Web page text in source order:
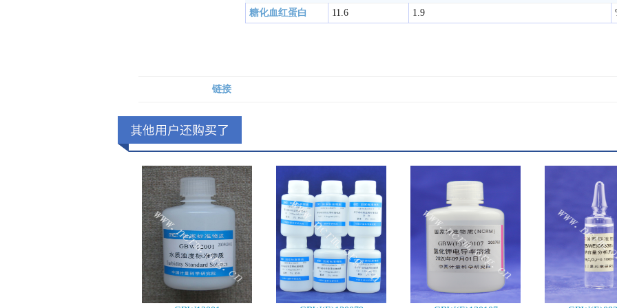
糖化血红蛋白 11.6 1.9
链接